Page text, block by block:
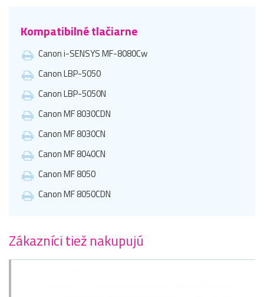
Kompatibilné tlačiarne
Canon i-SENSYS MF-8080Cw
Canon LBP-5050
Canon LBP-5050N
Canon MF 8030CDN
Canon MF 8030CN
Canon MF 8040CN
Canon MF 8050
Canon MF 8050CDN
Zákazníci tiež nakupujú